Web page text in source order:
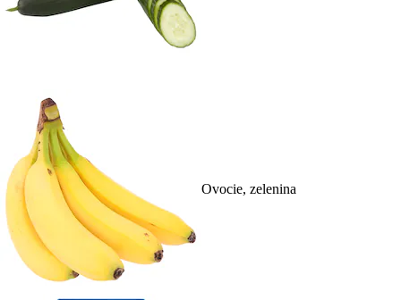
Ovocie, zelenina